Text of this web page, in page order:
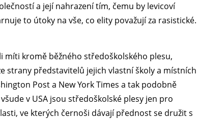
a její nahrazení tím, čemu by levicoví
to útoky na vše, co elity považují za rasistické.
kromě běžného středoškolského plesu,
strany představitelů jejich vlastní školy a místních
Post a New York Times a tak podobně
v USA jsou středoškolské plesy jen pro
ve kterých černoši dávají přednost se družit s